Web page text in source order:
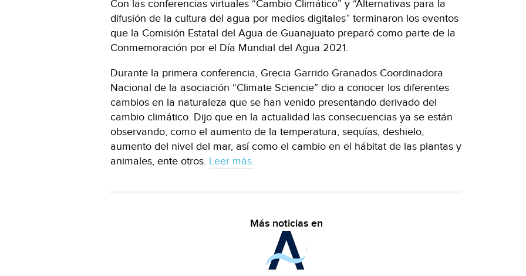
Con las conferencias virtuales “Cambio Climático” y “Alternativas para la
difusión de la cultura del agua por medios digitales” terminaron los eventos
que la Comisión Estatal del Agua de Guanajuato preparó como parte de la
Conmemoración por el Día Mundial del Agua 2021.
Durante la primera conferencia, Grecia Garrido Granados Coordinadora
Nacional de la asociación “Climate Sciencie” dio a conocer los diferentes
cambios en la naturaleza que se han venido presentando derivado del
cambio climático. Dijo que en la actualidad las consecuencias ya se están
observando, como el aumento de la temperatura, sequías, deshielo,
aumento del nivel del mar, así como el cambio en el hábitat de las plantas y
animales, ente otros. Leer más.
Más noticias en